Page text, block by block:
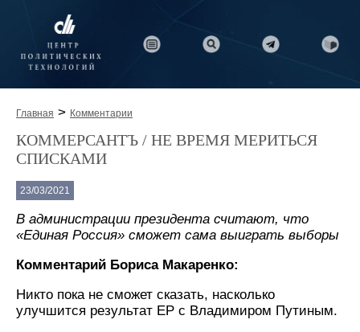
Главная > Комментарии
КОММЕРСАНТЪ / НЕ ВРЕМЯ МЕРИТЬСЯ
СПИСКАМИ
23/03/2021
В администрации президента считают, что
«Единая Россия» сможет сама выиграть выборы
Комментарий Бориса Макаренко:
Никто пока не сможет сказать, насколько
улучшится результат ЕР с Владимиром Путиным.